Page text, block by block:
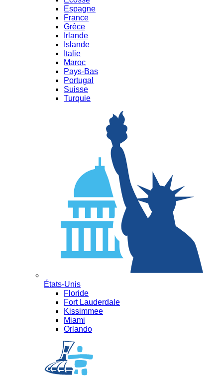
Espagne
France
Grèce
Irlande
Islande
Italie
Maroc
Pays-Bas
Portugal
Suisse
Turquie
États-Unis
Floride
Fort Lauderdale
Kissimmee
Miami
Orlando